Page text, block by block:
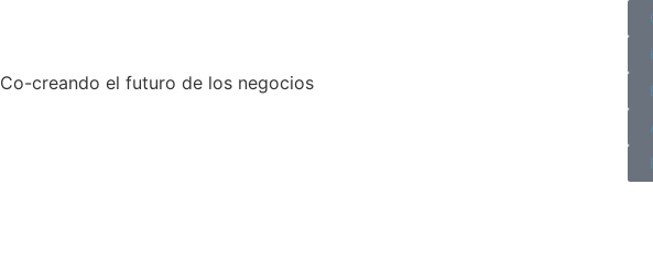
Co-creando el futuro de los negocios